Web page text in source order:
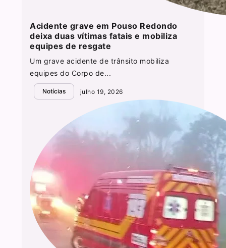
Acidente grave em Pouso Redondo
deixa duas vítimas fatais e mobiliza
equipes de resgate
Um grave acidente de trânsito mobiliza
equipes do Corpo de...
Notícias julho 19, 2026